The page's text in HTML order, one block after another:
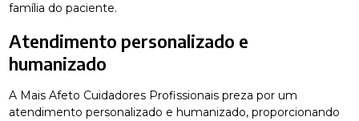
família do paciente.
Atendimento personalizado e
humanizado
A Mais Afeto Cuidadores Profissionais preza por um
atendimento personalizado e humanizado, proporcionando